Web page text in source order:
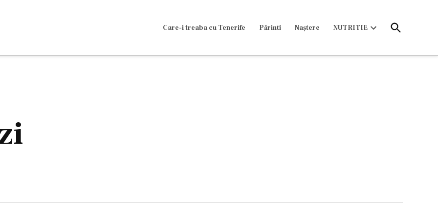
Care-i treaba cu Tenerife Părinti Naștere NUTRITIE
Open
Search